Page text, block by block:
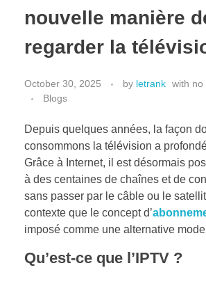
nouvelle manière
regarder la
October 30, 2025 by letrank with no
Blogs
Depuis quelques années, la façon
consommons la télévision a
Grâce à Internet, il est désormais
à des centaines de chaînes et de
sans passer par le câble ou le
contexte que le concept d’
imposé comme une alternative
Qu’est-ce que l’IPTV ?